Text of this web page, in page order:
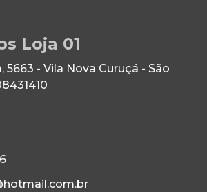
Loja 01
5663 - Vila Nova Curuçá - São